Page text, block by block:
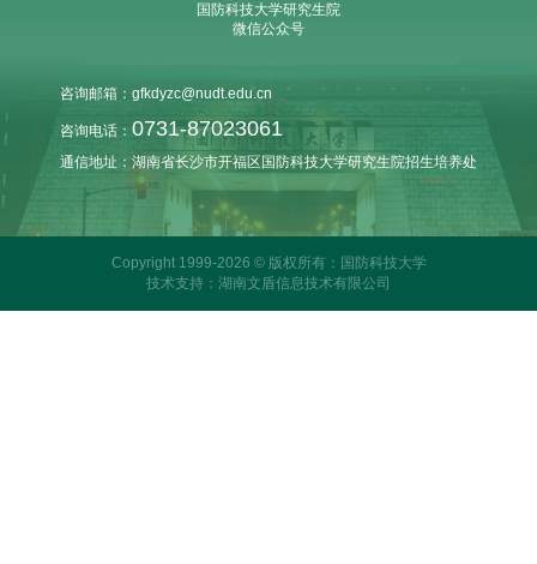
国防科技大学研究生院
微信公众号
咨询邮箱：gfkdyzc@nudt.edu.cn
咨询电话： 0731-87023061
通信地址：湖南省长沙市开福区国防科技大学研究生院招生培养处
Copyright 1999-2026 © 版权所有：国防科技大学
技术支持：湖南文盾信息技术有限公司